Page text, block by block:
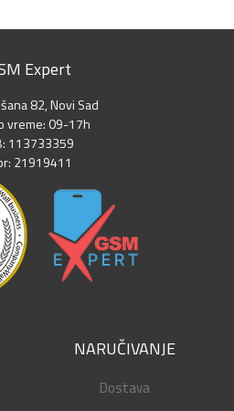
Expert
82, Novi Sad
vreme: 09-17h
113733359
21919411
NARUČIVANJE
Dostava